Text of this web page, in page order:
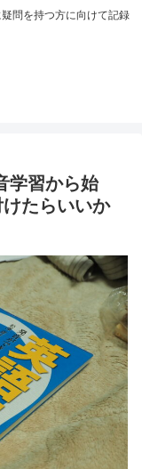
問を持つ方に向けて記録
学習から始
たらいいか